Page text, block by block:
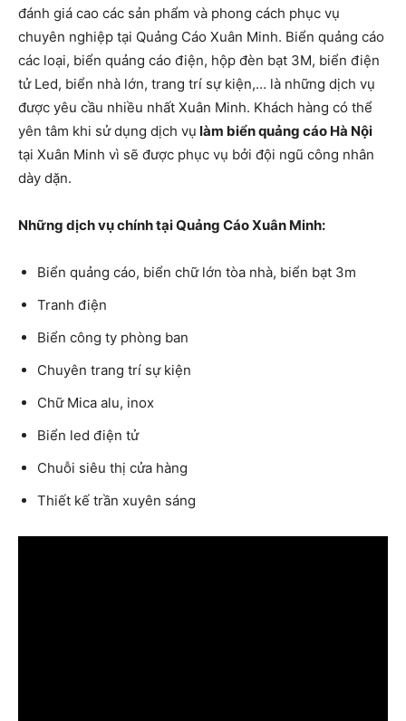
đánh giá cao các sản phẩm và phong cách phục vụ
chuyên nghiệp tại Quảng Cáo Xuân Minh. Biển quảng cáo
các loại, biển quảng cáo điện, hộp đèn bạt 3M, biển điện
tử Led, biển nhà lớn, trang trí sự kiện,… là những dịch vụ
được yêu cầu nhiều nhất Xuân Minh. Khách hàng có thể
yên tâm khi sử dụng dịch vụ làm biển quảng cáo Hà Nội
tại Xuân Minh vì sẽ được phục vụ bởi đội ngũ công nhân
dày dặn.
Những dịch vụ chính tại Quảng Cáo Xuân Minh:
Biển quảng cáo, biển chữ lớn tòa nhà, biển bạt 3m
Tranh điện
Biển công ty phòng ban
Chuyên trang trí sự kiện
Chữ Mica alu, inox
Biển led điện tử
Chuỗi siêu thị cửa hàng
Thiết kế trần xuyên sáng